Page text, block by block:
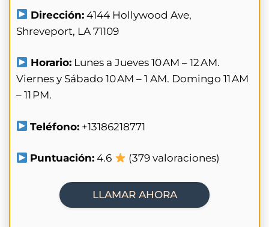
Dirección: 4144 Hollywood Ave,
Shreveport, LA 71109
Horario: Lunes a Jueves 10 AM – 12 AM.
Viernes y Sábado 10 AM – 1 AM. Domingo 11 AM
– 11 PM.
Teléfono: +13186218771
Puntuación: 4.6 (379 valoraciones)
LLAMAR AHORA